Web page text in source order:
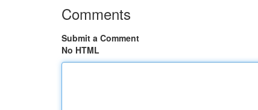
Comments
Submit a Comment
No HTML